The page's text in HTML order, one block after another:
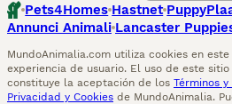
Pets4Homes Hastnet
Annunci Animali Lancaster
MundoAnimalia.com utiliza cookies en
experiencia de usuario. El uso de este
constituye la aceptación de los Términos
Privacidad y Cookies de MundoAnimalia.